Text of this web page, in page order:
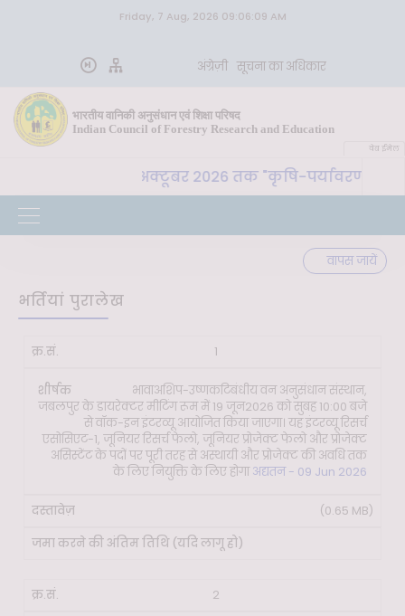
Friday, 7 Aug, 2026 09:06:09 AM
अंग्रेज़ी सूचना का अधिकार
भारतीय वानिकी अनुसंधान एवं शिक्षा परिषद
Indian Council of Forestry Research and Education
वेब ईमेल
26 से 30 अक्टूबर 2026 तक "कृषि-पर्यावरण स्थिरता
वापस जायें
भर्तियां पुरालेख
शीर्षक दस्तावेज़
जमा
की
अंतिम
तिथि
(यदि
लागू
1
भावाअशिप-उष्णकटिबंधीय वन अनुसंधान संस्थान,
जबलपुर के डायरेक्टर मीटिंग रूम में 19 जून2026 को सुबह 10:00 बजे
से वॉक-इन इंटरव्यू आयोजित किया जाएगा। यह इंटरव्यू रिसर्च
एसोसिएट-1, जूनियर रिसर्च फेलो, जूनियर प्रोजेक्ट फेलो और प्रोजेक्ट
असिस्टेंट के पदों पर पूरी तरह से अस्थायी और प्रोजेक्ट की अवधि तक
के लिए नियुक्ति के लिए होगाअद्यतन - 09 Jun 2026
(0.65 MB)
2